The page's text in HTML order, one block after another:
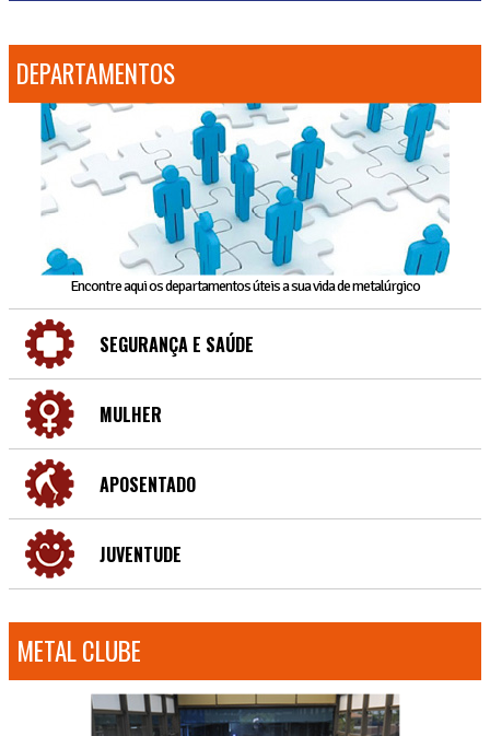
DEPARTAMENTOS
Encontre aqui os departamentos úteis a sua vida de metalúrgico
SEGURANÇA E SAÚDE
MULHER
APOSENTADO
JUVENTUDE
METAL CLUBE